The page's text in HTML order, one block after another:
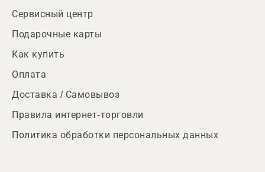
Сервисный центр
Подарочные карты
Как купить
Оплата
Доставка / Самовывоз
Правила интернет-торговли
Политика обработки персональных данных